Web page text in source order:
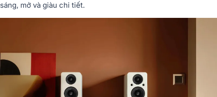
sáng, mở và giàu chi tiết.